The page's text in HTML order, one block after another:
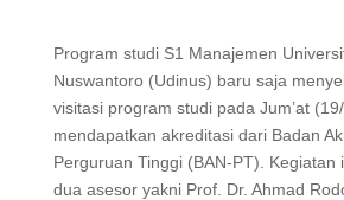
Program studi S1 Manajemen
Nuswantoro (Udinus) baru saja
visitasi program studi pada Jum’at
mendapatkan akreditasi dari Badan
Perguruan Tinggi (BAN-PT). Kegiatan
dua asesor yakni Prof. Dr. Ahmad